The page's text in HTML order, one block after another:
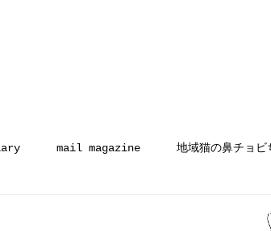
mail magazine 地域猫の鼻チョビ